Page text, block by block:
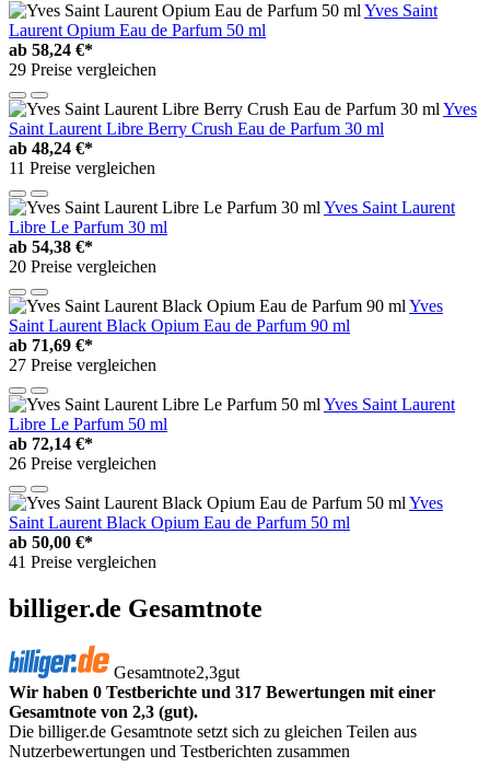
Yves Saint
Laurent Opium Eau de Parfum 50 ml
ab 58,24 €*
29 Preise vergleichen
Yves
Saint Laurent Libre Berry Crush Eau de Parfum 30 ml
ab 48,24 €*
11 Preise vergleichen
Yves Saint Laurent
Libre Le Parfum 30 ml
ab 54,38 €*
20 Preise vergleichen
Yves
Saint Laurent Black Opium Eau de Parfum 90 ml
ab 71,69 €*
27 Preise vergleichen
Yves Saint Laurent
Libre Le Parfum 50 ml
ab 72,14 €*
26 Preise vergleichen
Yves
Saint Laurent Black Opium Eau de Parfum 50 ml
ab 50,00 €*
41 Preise vergleichen
billiger.de Gesamtnote
Gesamtnote2,3gut
Wir haben 0 Testberichte und 317 Bewertungen mit einer
Gesamtnote von 2,3 (gut).
Die billiger.de Gesamtnote setzt sich zu gleichen Teilen aus
Nutzerbewertungen und Testberichten zusammen